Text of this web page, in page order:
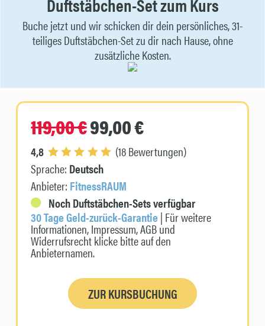
Buche jetzt und wir schicken dir dein persönliches, 31-
teiliges Duftstäbchen-Set zu dir nach Hause, ohne
zusätzliche Kosten.
119,00 €99,00 €
4,8
(18 Bewertungen)
Sprache: Deutsch
Anbieter: FitnessRAUM
Noch Duftstäbchen-Sets verfügbar
30 Tage Geld-zurück-Garantie| Für weitere
Informationen, Impressum, AGB und
Widerrufsrecht klicke bitte auf den
Anbieternamen.
ZUR KURSBUCHUNG